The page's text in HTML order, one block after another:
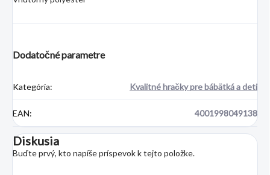
Dodatočné parametre
Kategória: Kvalitné hračky pre bábätká a deti
EAN: 4001998049138
Diskusia
Buďte prvý, kto napíše príspevok k tejto položke.